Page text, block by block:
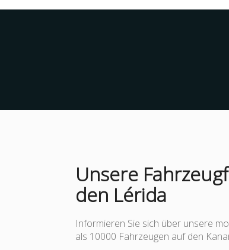
Unsere
den Lérida
Informieren Sie sich über unsere
als 10000 Fahrzeugen auf den